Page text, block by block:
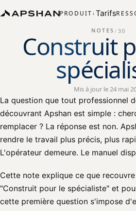
PRODUIT ↓Tarifs
NOTES / 30
Construit
Mis à jour le 24 mai
La question que tout professionnel
découvrant Apshan est simple :
remplacer ? La réponse est non.
rendre le travail plus précis, plus
L'opérateur demeure. Le manuel
Cette note explique ce que
"Construit pour le spécialiste" et
cette première question s'impose